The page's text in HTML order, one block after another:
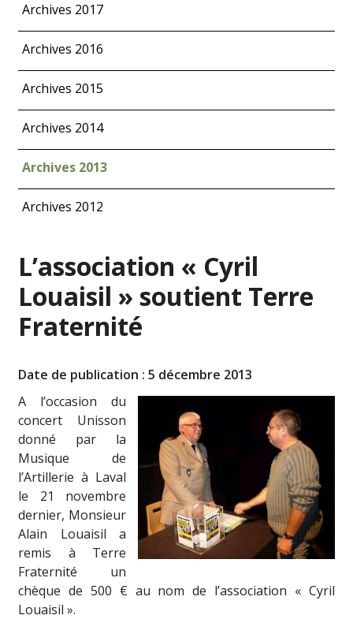
Archives 2017
Archives 2016
Archives 2015
Archives 2014
Archives 2013
Archives 2012
L’association « Cyril
Louaisil » soutient Terre
Fraternité
Date de publication : 5 décembre 2013
A l’occasion du
concert Unisson
donné par la
Musique de
l’Artillerie à Laval
le 21 novembre
dernier, Monsieur
Alain Louaisil a
remis à Terre
Fraternité un
chèque de 500 € au nom de l’association « Cyril
Louaisil ».